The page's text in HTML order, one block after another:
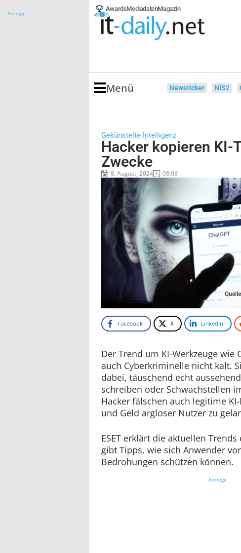
Anzeige
AwardsMediadatenMagazin
Menü Newsticker NIS2
Gekünstelte Intelligenz
Hacker kopieren KI-
Zwecke
8. August, 2024 08:03
Facebook X LinkedIn
Der Trend um KI-Werkzeuge wie
auch Cyberkriminelle nicht kalt.
dabei, täuschend echt
schreiben oder Schwachstellen
Hacker fälschen auch legitime
und Geld argloser Nutzer zu
ESET erklärt die aktuellen
gibt Tipps, wie sich Anwender
Bedrohungen schützen können.
Anzeige